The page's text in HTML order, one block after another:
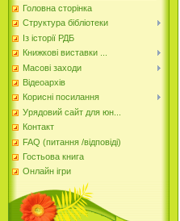
Головна сторінка
Структура бібліотеки
Із історії РДБ
Книжкові виставки ...
Масові заходи
Відеоархів
Корисні посилання
Урядовий сайт для юн...
Контакт
FAQ (питання /відповіді)
Гостьова книга
Онлайн ігри